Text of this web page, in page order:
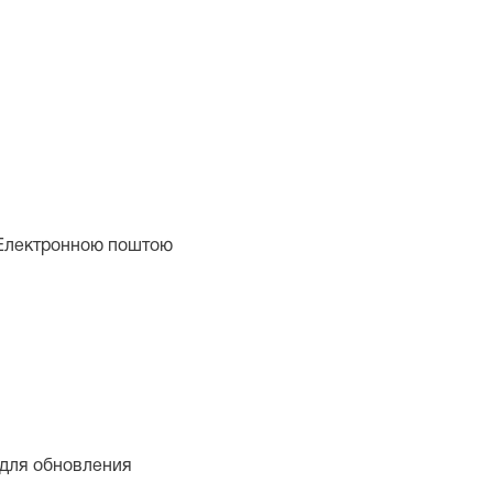
поштою